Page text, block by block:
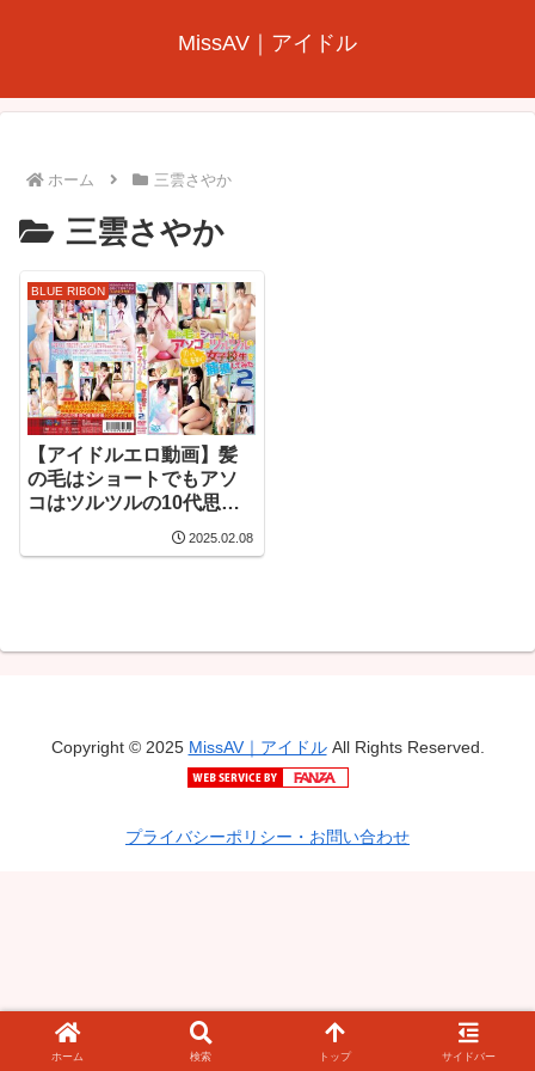
MissAV｜アイドル
ホーム 三雲さやか
三雲さやか
BLUE RIBON
【アイドルエロ動画】髪
の毛はショートでもアソ
コはツルツルの10代思春
期の女子校生を捕獲して
2025.02.08
Copyright © 2025 MissAV｜アイドルAll Rights Reserved.
プライバシーポリシー・お問い合わせ
ホーム 検索 トップ サイドバー